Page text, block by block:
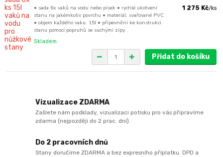
• sada 6x vaků na vodu nebo písek • rychlé ukotvení
stanu na jakémkoliv povrchu • materiál: svařované PVC
• objem každého vaku: 15l • připevnění ke konstrukci
stanu pomocí popruhů se suchými zipy
1 275 Kč/ks
Skladem
Přidat do košíku
Vizualizace ZDARMA
Zašlete nám podklady, vizualizaci potisku pro vás připravíme
zdarma (nejpozději do 2 prac. dní).
Do 2 pracovních dnů
Stany doručíme ZDARMA a bez expresního příplatku. DPD a